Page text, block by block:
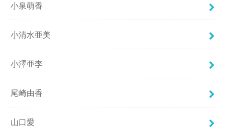
小泉萌香
小清水亜美
小澤亜李
尾崎由香
山口愛